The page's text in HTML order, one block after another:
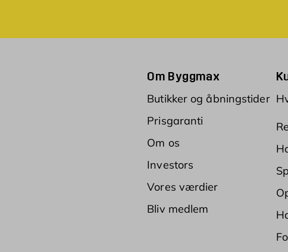
Om Byggmax
Butikker og åbningstider
Prisgaranti
Om os
Investors
Vores værdier
Bliv medlem